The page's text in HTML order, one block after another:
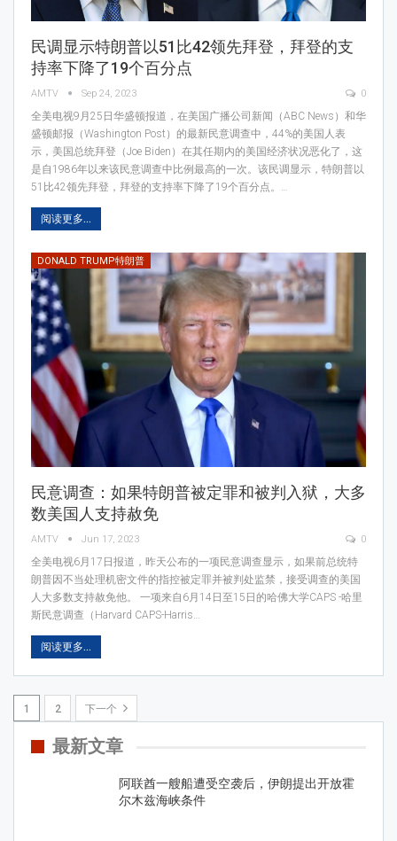
民调显示特朗普以51比42领先拜登，拜登的支
持率下降了19个百分点
AMTV Sep 24, 2023 0
全美电视9月25日华盛顿报道，在美国广播公司新闻（ABC News）和华
盛顿邮报（Washington Post）的最新民意调查中，44%的美国人表
示，美国总统拜登（Joe Biden）在其任期内的美国经济状况恶化了，这
是自1986年以来该民意调查中比例最高的一次。该民调显示，特朗普以
51比42领先拜登，拜登的支持率下降了19个百分点。…
阅读更多...
DONALD TRUMP特朗普
民意调查：如果特朗普被定罪和被判入狱，大多
数美国人支持赦免
AMTV Jun 17, 2023 0
全美电视6月17日报道，昨天公布的一项民意调查显示，如果前总统特
朗普因不当处理机密文件的指控被定罪并被判处监禁，接受调查的美国
人大多数支持赦免他。 一项来自6月14日至15日的哈佛大学CAPS -哈里
斯民意调查（Harvard CAPS-Harris…
阅读更多...
1 2 下一个
最新文章
阿联酋一艘船遭受空袭后，伊朗提出开放霍
尔木兹海峡条件